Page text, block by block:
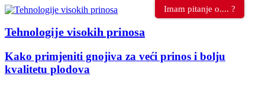
Tehnologije visokih prinosa
Kako primjeniti gnojiva za veći prinos i bolju
kvalitetu plodova
Imam pitanje o.... ?